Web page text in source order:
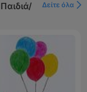
Δείτε όλα